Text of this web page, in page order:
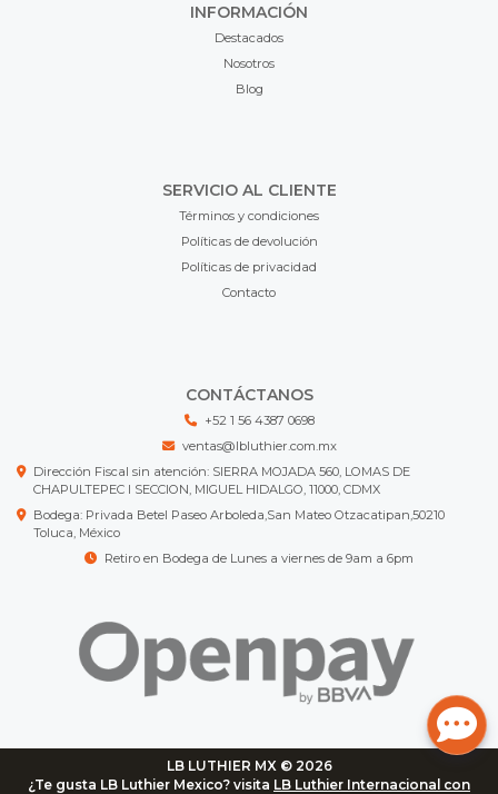
INFORMACIÓN
Destacados
Nosotros
Blog
SERVICIO AL CLIENTE
Términos y condiciones
Políticas de devolución
Políticas de privacidad
Contacto
CONTÁCTANOS
+52 1 56 4387 0698
ventas@lbluthier.com.mx
Dirección Fiscal sin atención: SIERRA MOJADA 560, LOMAS DE
CHAPULTEPEC I SECCION, MIGUEL HIDALGO, 11000, CDMX
Bodega: Privada Betel Paseo Arboleda,San Mateo Otzacatipan,50210
Toluca, México
Retiro en Bodega de Lunes a viernes de 9am a 6pm
LB LUTHIER MX © 2026
¿Te gusta LB Luthier Mexico? visita LB Luthier Internacional con